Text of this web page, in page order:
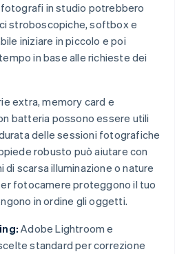
in studio potrebbero
stroboscopiche, softbox e
iniziare in piccolo e poi
in base alle richieste dei
extra, memory card e
batteria possono essere utili
delle sessioni fotografiche
robusto può aiutare con
di scarsa illuminazione o nature
fotocamere proteggono il tuo
in ordine gli oggetti.
Adobe Lightroom e
standard per correzione